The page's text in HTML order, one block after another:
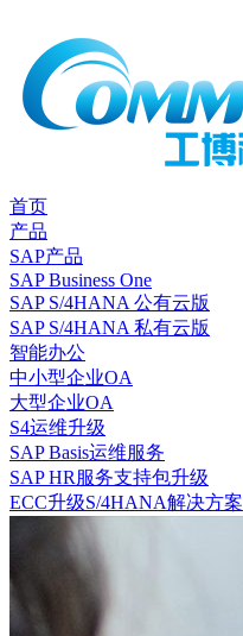
首页
产品
SAP产品
SAP Business One
SAP S/4HANA 公有云版
SAP S/4HANA 私有云版
智能办公
中小型企业OA
大型企业OA
S4运维升级
SAP Basis运维服务
SAP HR服务支持包升级
ECC升级S/4HANA解决方案